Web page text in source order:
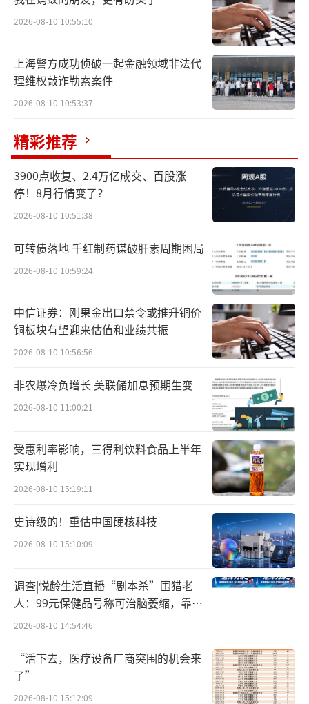
优秀的药物研发科学家也陆续回国。他们或者
任职这些研发中心，或者自主创业，推动着国
内医药工业由生产仿制药向研发创新药的深刻
转变。太美医疗科技正是在这样的背景下创
立。
一直以来，新药研发都并非易事。一方
面，新药研发风险极高。从药物发现到获批，
历时10—15年。这个过程漫长且复杂，涉及海
量的数据管理，及药企、监管机构、CRO、SM
与者的协同。往往一个细节的纰漏，就导向最
终的失败。另一方面，新药研发的监管极严。
开发者的药物研发、新药注册及后期的营销活
动中，都需要在缜密而严格的监管要求，和日
常的检查中完成，这无疑增加了新药研发的难
创立之初，太美医疗科技从临床试验这个
新药研发的核心环节切入，率先用云端的数字
化解决方案，提供云上的临床试验项目管理系
统、电子试验主档案管理系统、电子数据采集
系统等，来实现临床试验数据的追踪、监控和
规划，帮助国内生物医药行业提高研发效率。
然而，在当时，极少用户愿意为这些SaaS
产品付费。新药研发的门槛高，倘若数字化解
决方案缺乏实践性，成熟度不够理想，则很难
在日常的研发中发挥价值。从这个意义上讲，
做医疗数字化解决方案，无法快速引爆市场，
必须持之以恒地去打磨产品、渗透市场。
因此，自成立以来，太美医疗科技就保持
2026-08-10 10:55:10
上海警方成功侦破一起金融领域非法代
理维权敲诈勒索案件
2026-08-10 10:53:37
精彩推荐
3900点收复、2.4万亿成交、百股涨
停！8月行情变了？
2026-08-10 10:51:38
可转债落地 千红制药谋破肝素周期困局
2026-08-10 10:59:24
中信证券：刚果金出口禁令或推升铜价
铜板块有望迎来估值和业绩共振
2026-08-10 10:56:56
非农爆冷负增长 美联储加息预期生变
2026-08-10 11:00:21
受惠利率影响，三得利饮料食品上半年
实现增利
2026-08-10 15:19:11
史诗级的！重估中国硬核科技
2026-08-10 15:10:09
调查|悦龄生活直播“剧本杀”围猎老
人：99元保健品号称可治脑萎缩，靠鸡
蛋拉新一年开近两万家店
2026-08-10 14:54:46
“活下去，医疗设备厂商突围的机会来
了”
2026-08-10 15:12:09